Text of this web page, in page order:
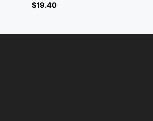
$19.40